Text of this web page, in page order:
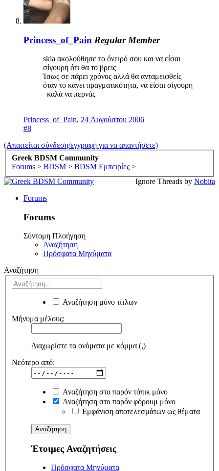
Princess_of_Pain Regular Member
skia ακολούθησε το όνειρό σου και να είσαι
σίγουρη ότι θα το βρεις
Ίσως σε πάρει χρόνος αλλά θα ανταμειφθείς
όταν το κάνει πραγματικότητα, να είσαι σίγουρη
καλά να περνάς
Princess_of_Pain, 24 Αυγούστου 2006
#8
(Απαιτείται σύνδεση/εγγραφή για να απαντήσετε)
Greek BDSM Community
Forums > BDSM > BDSM Εμπειρίες >
Ignore Threads by Nobita
Forums
Forums
Σύντομη Πλοήγηση
Αναζήτηση
Πρόσφατα Μηνύματα
Αναζήτηση
Αναζήτηση μόνο τίτλων
Μήνυμα μέλους:
Διαχωρίστε τα ονόματα με κόμμα (,)
Νεότερο από:
Αναζήτηση στο παρόν τόπικ μόνο
Αναζήτηση στο παρόν φόρουμ μόνο
Εμφάνιση αποτελεσμάτων ως θέματα
Έτοιμες Αναζητήσεις
Πρόσφατα Μηνύματα